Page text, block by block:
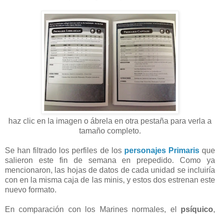
haz clic en la imagen o ábrela en otra pestaña para verla a
tamaño completo.
Se han filtrado los perfiles de los personajes Primarisque
salieron este fin de semana en prepedido. Como ya
mencionaron, las hojas de datos de cada unidad se incluiría
con en la misma caja de las minis, y estos dos estrenan este
nuevo formato.
En comparación con los Marines normales, el psíquico,